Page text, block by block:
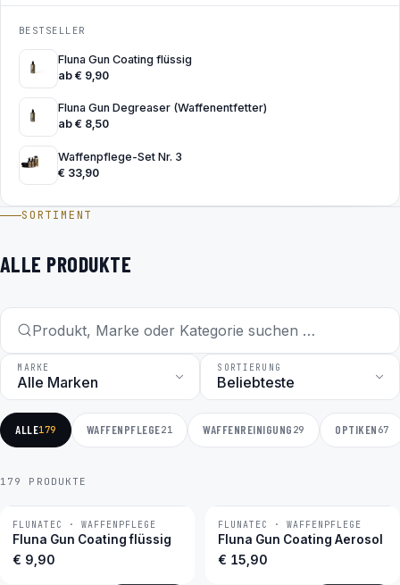
BESTSELLER
Fluna Gun Coating flüssig
ab € 9,90
Fluna Gun Degreaser (Waffenentfetter)
ab € 8,50
Waffenpflege-Set Nr. 3
€ 33,90
SORTIMENT
ALLE PRODUKTE
MARKE SORTIERUNG
ALLE179 WAFFENPFLEGE21 WAFFENREINIGUNG 29 OPTIKEN 67
179 PRODUKTE
BESTSELLER
FLUNATEC · WAFFENPFLEGE
Fluna Gun Coating flüssig
€ 9,90
BESTSELLER
FLUNATEC · WAFFENPFLEGE
Fluna Gun Coating Aerosol
€ 15,90